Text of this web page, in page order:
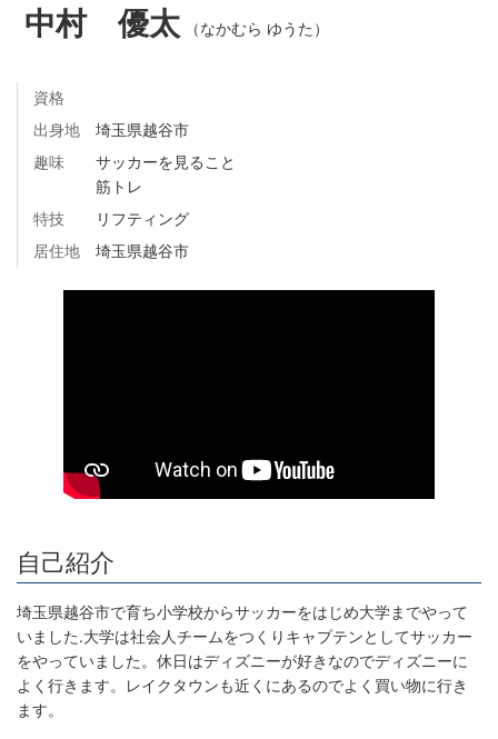
中村 優太 （なかむら ゆうた）
資格
出身地
埼玉県越谷市
趣味
サッカーを見ること
筋トレ
特技
リフティング
居住地
埼玉県越谷市
自己紹介
埼玉県越谷市で育ち小学校からサッカーをはじめ大学までやって
いました.大学は社会人チームをつくりキャプテンとしてサッカー
をやっていました。休日はディズニーが好きなのでディズニーに
よく行きます。レイクタウンも近くにあるのでよく買い物に行き
ます。